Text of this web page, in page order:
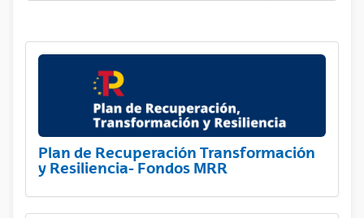
Plan de Recuperación Transformación
y Resiliencia- Fondos MRR